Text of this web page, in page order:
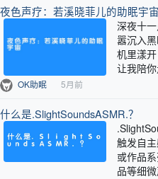
夜色声疗：若溪晓菲儿的助眠宇宙
深夜十
嚣沉入
机里漾
让我陪
失眠者
OK助眠 5月前
什么是.SlightSoundsASMR.？
触发自
或作品
品等细